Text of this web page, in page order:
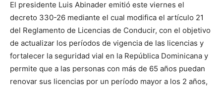
El presidente Luis Abinader emitió este viernes el
decreto 330-26 mediante el cual modifica el artículo 21
del Reglamento de Licencias de Conducir, con el objetivo
de actualizar los períodos de vigencia de las licencias y
fortalecer la seguridad vial en la República Dominicana y
permite que a las personas con más de 65 años puedan
renovar sus licencias por un período mayor a los 2 años,